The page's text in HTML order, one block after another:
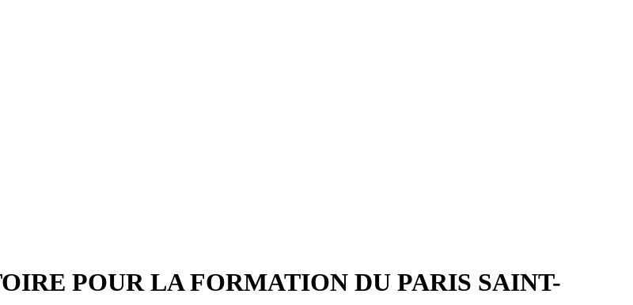
POUR LA FORMATION DU PARIS SAINT-